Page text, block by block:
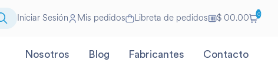
Iniciar Sesión Mis pedidos Libreta de pedidos $ 00.00 0
Nosotros Blog Fabricantes Contacto